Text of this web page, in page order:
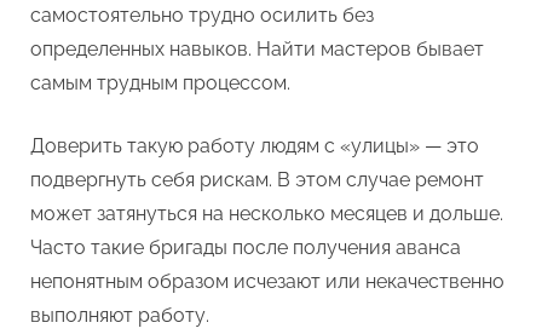
самостоятельно трудно осилить без
определенных навыков. Найти мастеров бывает
самым трудным процессом.
Доверить такую работу людям с «улицы» — это
подвергнуть себя рискам. В этом случае ремонт
может затянуться на несколько месяцев и дольше.
Часто такие бригады после получения аванса
непонятным образом исчезают или некачественно
выполняют работу.